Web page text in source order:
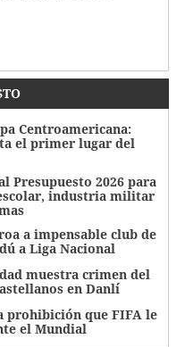
Centroamericana:
el primer lugar del
Presupuesto 2026 para
industria militar
a impensable club de
a Liga Nacional
muestra crimen del
en Danlí
prohibición que FIFA le
el Mundial